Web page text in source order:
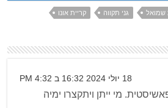
שמואל גני תקווה קריית אונו
18 יולי 2024 16:32 ב 4:32 PM
מי ייתן ויתקצרו ימיה